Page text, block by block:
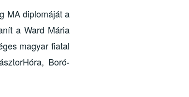
MA diplomáját a
a Ward Mária
magyar fiatal
Boró-